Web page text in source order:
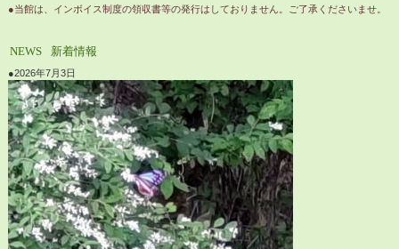
●当館は、インボイス制度の領収書等の発行はしておりません。ご了承くださいませ。
NEWS 新着情報
●2026年7月3日